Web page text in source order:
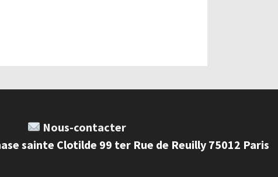
Nous-contacter
sainte Clotilde 99 ter Rue de Reuilly 75012 Paris